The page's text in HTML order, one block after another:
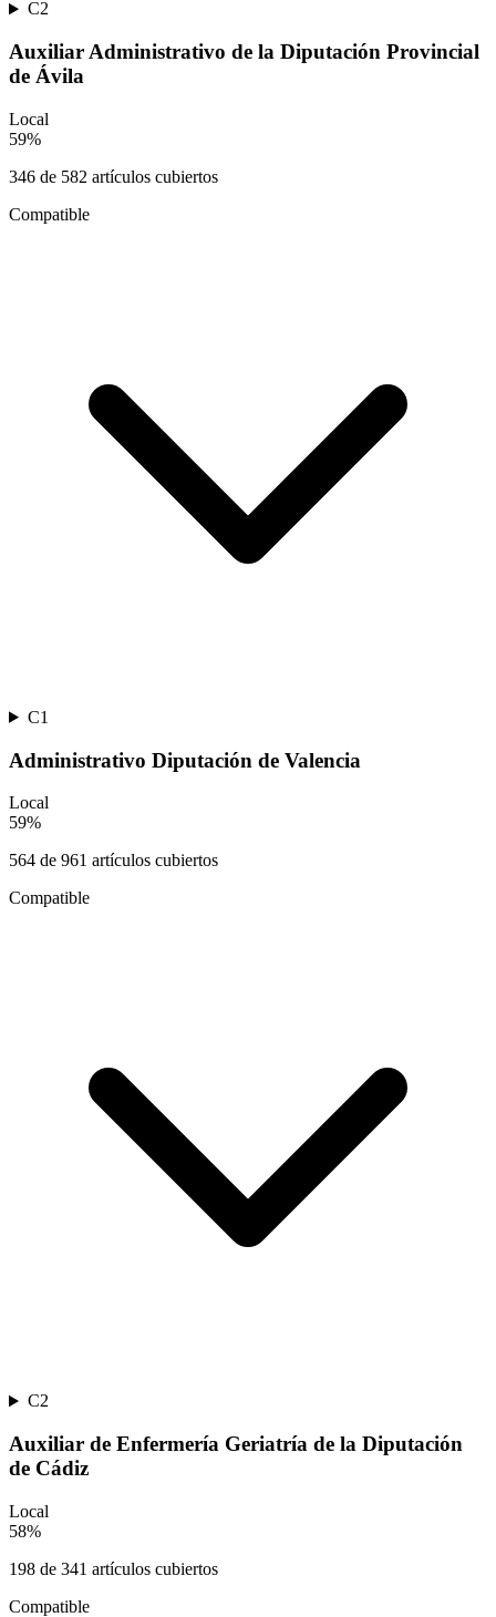
C2
Auxiliar Administrativo de la Diputación Provincial
de Ávila
Local
59%
346 de 582 artículos cubiertos
Compatible
C1
Administrativo Diputación de Valencia
Local
59%
564 de 961 artículos cubiertos
Compatible
C2
Auxiliar de Enfermería Geriatría de la Diputación
de Cádiz
Local
58%
198 de 341 artículos cubiertos
Compatible